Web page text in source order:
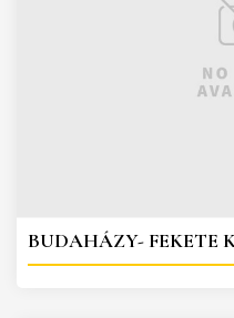
BUDAHÁZY- FEKETE